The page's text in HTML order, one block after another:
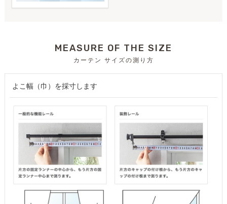
MEASURE OF THE SIZE
カーテン サイズの測り方
よこ幅（巾）を採寸します